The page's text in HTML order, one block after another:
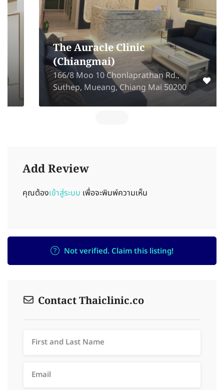
The Auracle Clinic
(Chiangmai)
166/8 Moo 10 Chonlaprathan Rd.,
Suthep, Mueang, Chiang Mai 50200
Add Review
คุณต้องเข้าสู่ระบบ เพื่อจะพิมพ์ความเห็น
Not verified. Claim this listing!
Contact Thaiclinic.co